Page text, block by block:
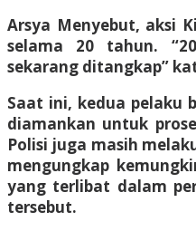
Arsya Menyebut, aksi
selama 20 tahun.
sekarang ditangkap”
Saat ini, kedua pelaku
diamankan untuk
Polisi juga masih
mengungkap
yang terlibat dalam
tersebut.